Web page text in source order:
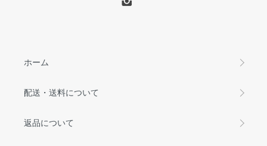
ホーム
配送・送料について
返品について